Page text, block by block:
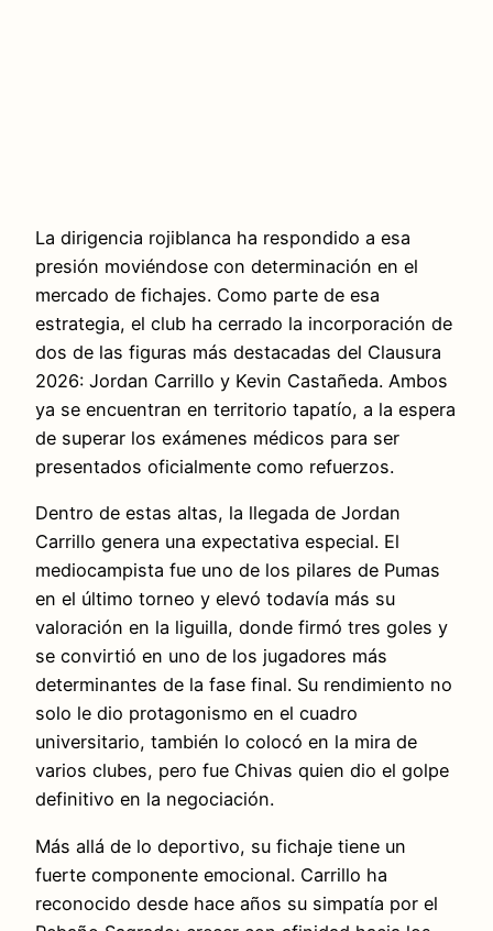
La dirigencia rojiblanca ha respondido a esa
presión moviéndose con determinación en el
mercado de fichajes. Como parte de esa
estrategia, el club ha cerrado la incorporación de
dos de las figuras más destacadas del Clausura
2026: Jordan Carrillo y Kevin Castañeda. Ambos
ya se encuentran en territorio tapatío, a la espera
de superar los exámenes médicos para ser
presentados oficialmente como refuerzos.
Dentro de estas altas, la llegada de Jordan
Carrillo genera una expectativa especial. El
mediocampista fue uno de los pilares de Pumas
en el último torneo y elevó todavía más su
valoración en la liguilla, donde firmó tres goles y
se convirtió en uno de los jugadores más
determinantes de la fase final. Su rendimiento no
solo le dio protagonismo en el cuadro
universitario, también lo colocó en la mira de
varios clubes, pero fue Chivas quien dio el golpe
definitivo en la negociación.
Más allá de lo deportivo, su fichaje tiene un
fuerte componente emocional. Carrillo ha
reconocido desde hace años su simpatía por el